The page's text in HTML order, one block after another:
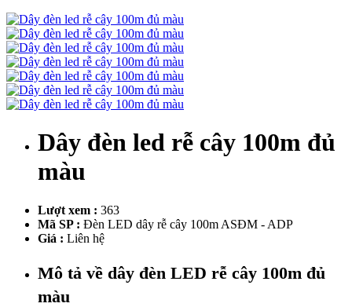
Dây đèn led rễ cây 100m đủ
màu
Lượt xem : 363
Mã SP : Đèn LED dây rễ cây 100m ASĐM - ADP
Giá : Liên hệ
Mô tả về dây đèn LED rễ cây 100m đủ
màu